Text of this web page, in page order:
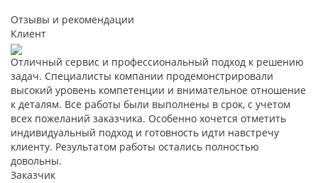
Отзывы и рекомендации
Клиент
Отличный сервис и профессиональный подход к решению
задач. Специалисты компании продемонстрировали
высокий уровень компетенции и внимательное отношение
к деталям. Все работы были выполнены в срок, с учетом
всех пожеланий заказчика. Особенно хочется отметить
индивидуальный подход и готовность идти навстречу
клиенту. Результатом работы остались полностью
довольны.
Заказчик